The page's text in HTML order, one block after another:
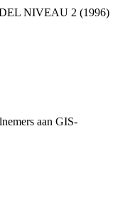
NIVEAU 2 (1996)
aan GIS-